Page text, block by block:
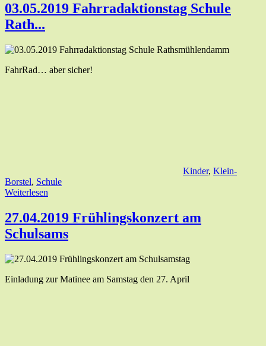
03.05.2019 Fahrradaktionstag Schule
Rath...
FahrRad… aber sicher!
Kinder, Klein-
Borstel, Schule
Weiterlesen
27.04.2019 Frühlingskonzert am
Schulsams
Einladung zur Matinee am Samstag den 27. April